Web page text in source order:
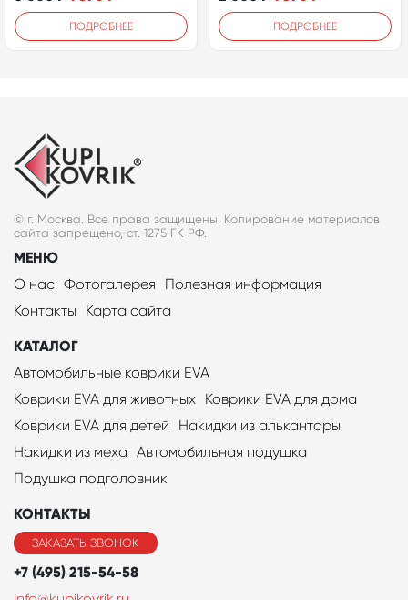
ПОДРОБНЕЕ ПОДРОБНЕЕ
© г. Москва. Все права защищены. Копирование материалов
сайта запрещено, ст. 1275 ГК РФ.
МЕНЮ
О нас Фотогалерея
Полезная информация
Контакты
Карта сайта
КАТАЛОГ
Автомобильные коврики EVA
Коврики EVA для животных Коврики EVA для дома
Коврики EVA для детей
Накидки из алькантары
Накидки из меха Автомобильная подушка
Подушка подголовник
КОНТАКТЫ
ЗАКАЗАТЬ ЗВОНОК
+7 (495) 215-54-58